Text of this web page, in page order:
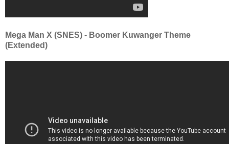
Mega Man X (SNES) - Boomer Kuwanger Theme
(Extended)